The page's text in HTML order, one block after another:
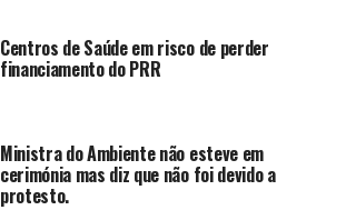
Centros de Saúde em risco de perder
financiamento do PRR
Ministra do Ambiente não esteve em
cerimónia mas diz que não foi devido a
protesto.